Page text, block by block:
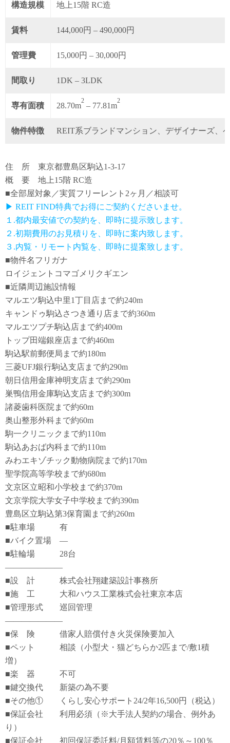
構造規模 地上15階 RC造
賃料 144,000円 – 490,000円
管理費 15,000円 – 30,000円
間取り 1DK – 3LDK
専有面積 28.70m
2
– 77.81m
2
物件特徴 REIT系ブランドマンション、デザイナーズ、
住 所 東京都豊島区駒込1-3-17
概 要 地上15階 RC造
■全部屋対象／実質フリーレント2ヶ月／相談可
▶ REIT FIND特典でお得にご契約くださいませ。
１.都内最安値での契約を、即時に提示致します。
２.初期費用のお見積りを、即時に案内致します。
３.内覧・リモート内覧を、即時に提案致します。
■物件名フリガナ
ロイジェントコマゴメリクギエン
■近隣周辺施設情報
マルエツ駒込中里1丁目店まで約240m
キャンドゥ駒込さつき通り店まで約360m
マルエツプチ駒込店まで約400m
トップ田端銀座店まで約460m
駒込駅前郵便局まで約180m
三菱UFJ銀行駒込支店まで約290m
朝日信用金庫神明支店まで約290m
巣鴨信用金庫駒込支店まで約300m
諸菱歯科医院まで約60m
奥山整形外科まで約60m
駒一クリニックまで約110m
駒込あおば内科まで約110m
みわエキゾチック動物病院まで約170m
聖学院高等学校まで約680m
文京区立昭和小学校まで約370m
文京学院大学女子中学校まで約390m
豊島区立駒込第3保育園まで約260m
■駐車場 有
■バイク置場 ―
■駐輪場 28台
―――――――
■設 計 株式会社翔建築設計事務所
■施 工 大和ハウス工業株式会社東京本店
■管理形式 巡回管理
―――――――
■保 険 借家人賠償付き火災保険要加入
■ペット 相談（小型犬・猫どちらか2匹まで/敷1積
増）
■楽 器 不可
■鍵交換代 新築の為不要
■その他① くらし安心サポート24/2年16,500円（税込）
■保証会社 利用必須（※大手法人契約の場合、例外あ
り）
■保証会社 初回保証委託料/月額賃料等の20％～100％